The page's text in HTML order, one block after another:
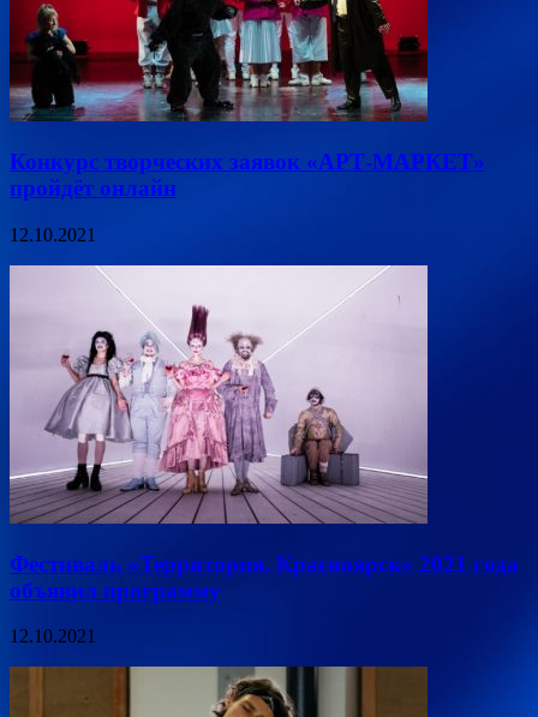
Конкурс творческих заявок «АРТ-МАРКЕТ»
пройдёт онлайн
12.10.2021
Фестиваль «Территория. Красноярск» 2021 года
объявил программу
12.10.2021